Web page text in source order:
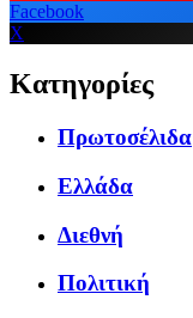
Facebook
X
Κατηγορίες
Πρωτοσέλιδα
Ελλάδα
Διεθνή
Πολιτική